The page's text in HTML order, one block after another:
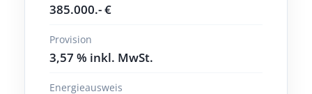
385.000.- €
Provision
3,57 % inkl. MwSt.
Energieausweis